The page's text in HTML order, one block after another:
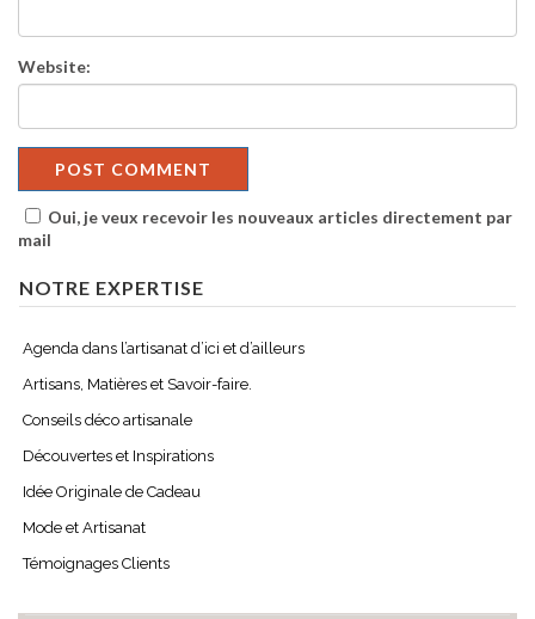
Website:
Oui, je veux recevoir les nouveaux articles directement par
mail
NOTRE EXPERTISE
Agenda dans l’artisanat d’ici et d’ailleurs
Artisans, Matières et Savoir-faire.
Conseils déco artisanale
Découvertes et Inspirations
Idée Originale de Cadeau
Mode et Artisanat
Témoignages Clients